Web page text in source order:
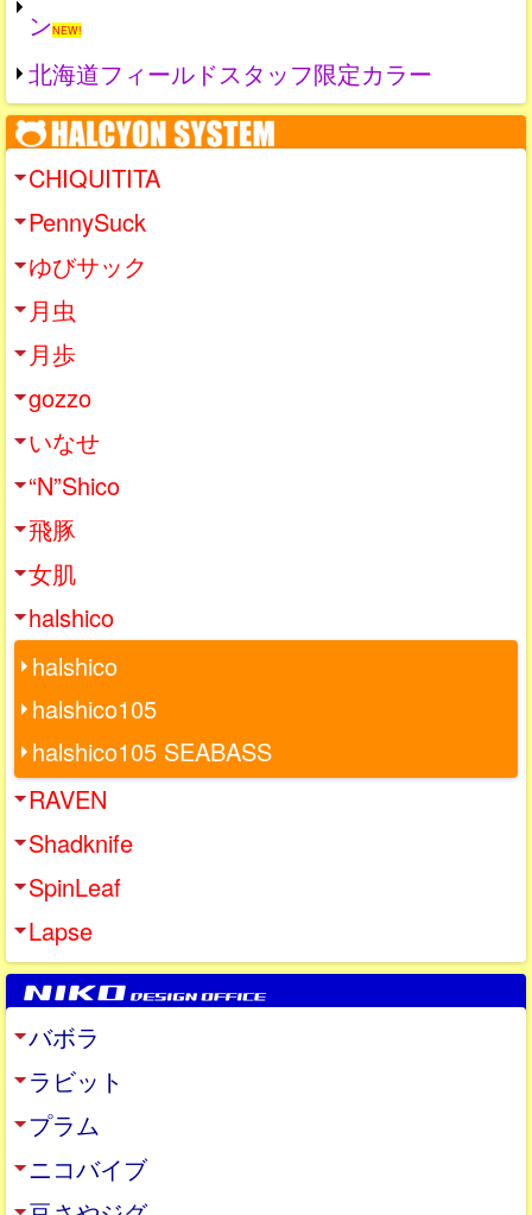
ンNEW!
北海道フィールドスタッフ限定カラー
CHIQUITITA
PennySuck
ゆびサック
月虫
月歩
gozzo
いなせ
“N”Shico
飛豚
女肌
halshico
halshico
halshico105
halshico105 SEABASS
RAVEN
Shadknife
SpinLeaf
Lapse
バボラ
ラビット
プラム
ニコバイブ